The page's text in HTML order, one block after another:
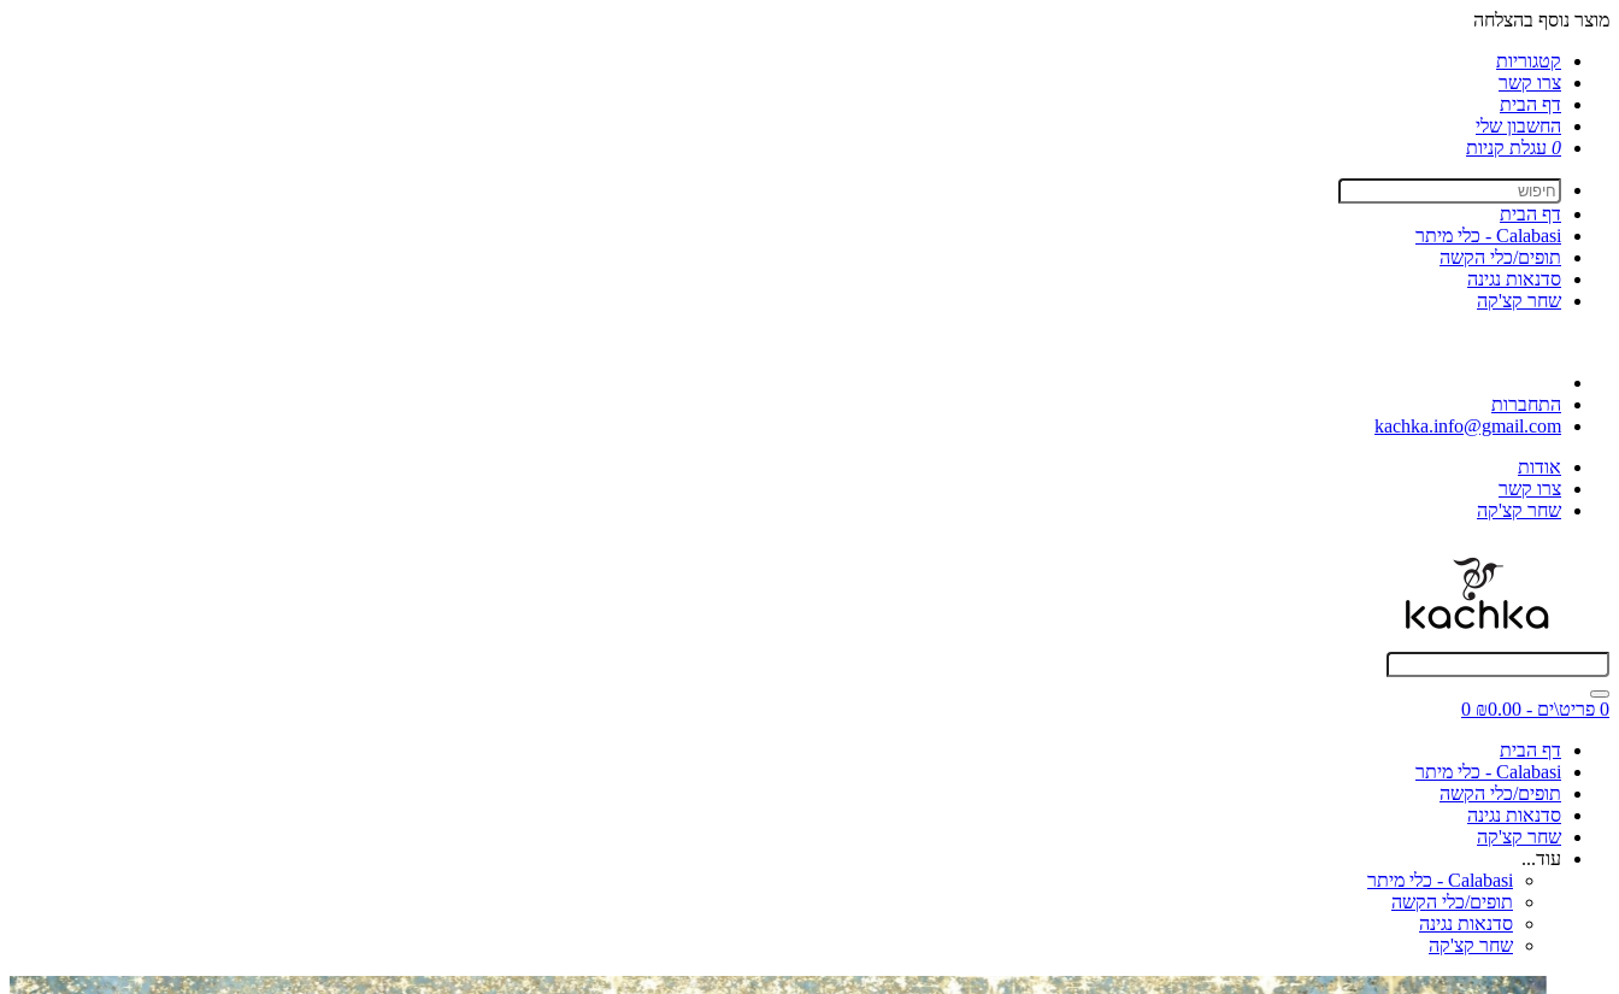
מוצר נוסף בהצלחה
קטגוריות
צרו קשר
דף הבית
החשבון שלי
0 עגלת קניות
דף הבית
Calabasi - כלי מיתר
תופים/כלי הקשה
סדנאות נגינה
שחר קצ'קה
התחברות
kachka.info@gmail.com
אודות
צרו קשר
שחר קצ'קה
0 פריט\ים - ₪0.00
0
דף הבית
Calabasi - כלי מיתר
תופים/כלי הקשה
סדנאות נגינה
שחר קצ'קה
עוד...
Calabasi - כלי מיתר
תופים/כלי הקשה
סדנאות נגינה
שחר קצ'קה